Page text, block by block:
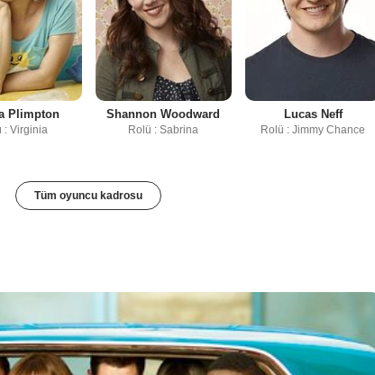
Plimpton
: Virginia
Shannon Woodward
Rolü : Sabrina
Lucas Neff
Rolü : Jimmy Chance
Tüm oyuncu kadrosu